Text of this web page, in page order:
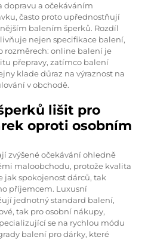
a očekáváním
často proto upřednostňují
balením šperků. Rozdíl
nejen specifikace balení,
rozměrech: online balení je
přepravy, zatímco balení
klade důraz na výraznost na
v obchodě.
lišit pro
oproti osobním
zvýšené očekávání ohledně
maloobchodu, protože kvalita
spokojenost dárců, tak
příjemcem. Luxusní
jednotný standard balení,
tak pro osobní nákupy,
se na rychlou módu
balení pro dárky, které